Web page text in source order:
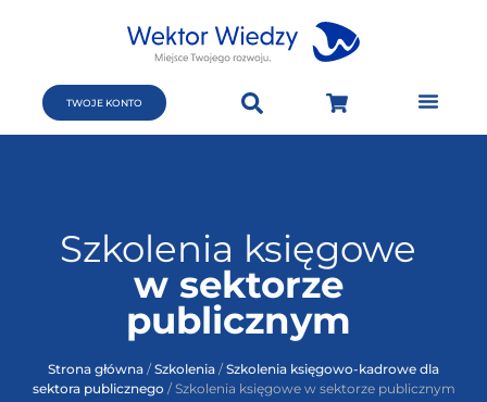
TWOJE KONTO
Szkolenia księgowe
w sektorze
publicznym
Strona główna /Szkolenia /Szkolenia księgowo-kadrowe dla
sektora publicznego / Szkolenia księgowe w sektorze publicznym